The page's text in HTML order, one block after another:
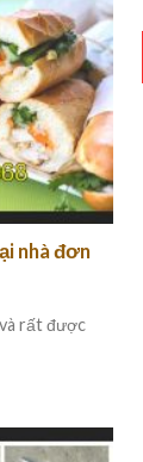
nhà đơn
rất được